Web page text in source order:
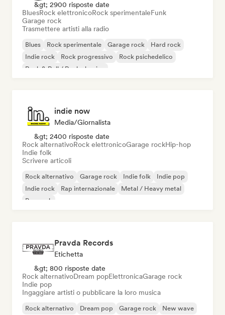
&gt; 2900 risposte date
BluesRock elettronicoRock sperimentaleFunk
Garage rock
Trasmettere artisti alla radio
Blues Rock sperimentale Garage rock
Hard rock
Indie rock
Rock progressivo
Rock psichedelico
Rock & Roll / Rock classico
indie now
Media/Giornalista
&gt; 2400 risposte date
Rock alternativoRock elettronicoGarage rockHip-hop
Indie folk
Scrivere articoli
Rock alternativo Garage rock Indie folk
Indie pop
Indie rock
Rap internazionale
Metal / Heavy metal
Pop rock
Pravda Records
Etichetta
&gt; 800 risposte date
Rock alternativoDream popElettronicaGarage rock
Indie pop
Ingaggiare artisti o pubblicare la loro musica
Rock alternativo Dream pop Garage rock
New wave